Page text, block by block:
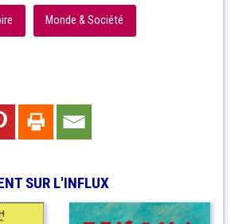
Monde & Société
SUR L'INFLUX